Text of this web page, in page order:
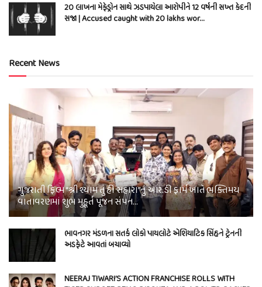
20 લાખના મેફેડ્રોન સાથે ઝડપાયેલા આરોપીને 12 વર્ષની સખ્ત કેદની
સજા | Accused caught with 20 lakhs wor…
Recent News
ગુજરાતી ફિલ્મ “શ્રી શ્યામ તું હી સહારા”નું આર.ડી ફાર્મ ખાતે ભક્તિમય
વાતાવરણમાં શુભ મુહૂર્ત પૂજન સંપન…
ભાવનગર મંડળના સતર્ક લોકો પાયલોટે એશિયાટિક સિંહને ટ્રેનની
અડફેટે આવતાં બચાવ્યો
NEERAJ TIWARI’S ACTION FRANCHISE ROLLS WITH